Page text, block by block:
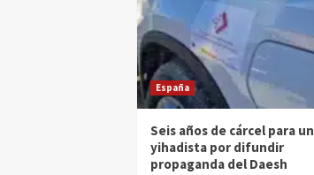
España
Seis años de cárcel para un
yihadista por difundir
propaganda del Daesh